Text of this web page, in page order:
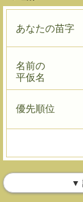
あなたの苗字
名前の
平仮名
優先順位
▼